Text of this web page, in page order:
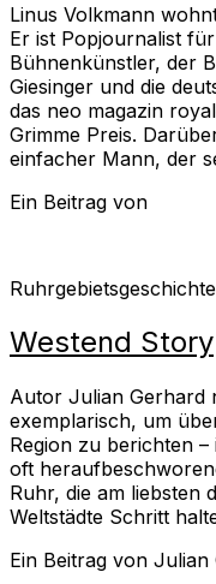
Linus Volkmann
Er ist Popjournalist
Bühnenkünstler, der
Giesinger und die
das neo magazin
Grimme Preis.
einfacher Mann, der
Ein Beitrag von
Westend Story
Autor Julian Gerhard
exemplarisch, um
Region zu berichten
oft
Ruhr, die am liebsten
Weltstädte Schritt
Ein Beitrag von Julian